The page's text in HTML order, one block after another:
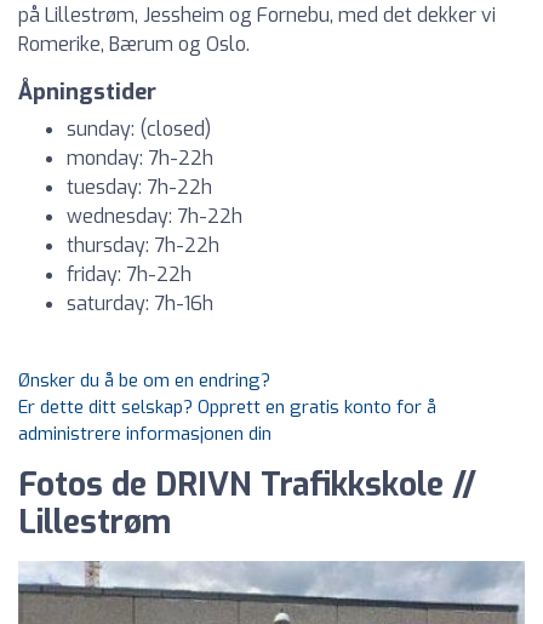
på Lillestrøm, Jessheim og Fornebu, med det dekker vi
Romerike, Bærum og Oslo.
Åpningstider
sunday: (closed)
monday: 7h-22h
tuesday: 7h-22h
wednesday: 7h-22h
thursday: 7h-22h
friday: 7h-22h
saturday: 7h-16h
Ønsker du å be om en endring?
Er dette ditt selskap? Opprett en gratis konto for å
administrere informasjonen din
Fotos de DRIVN Trafikkskole //
Lillestrøm